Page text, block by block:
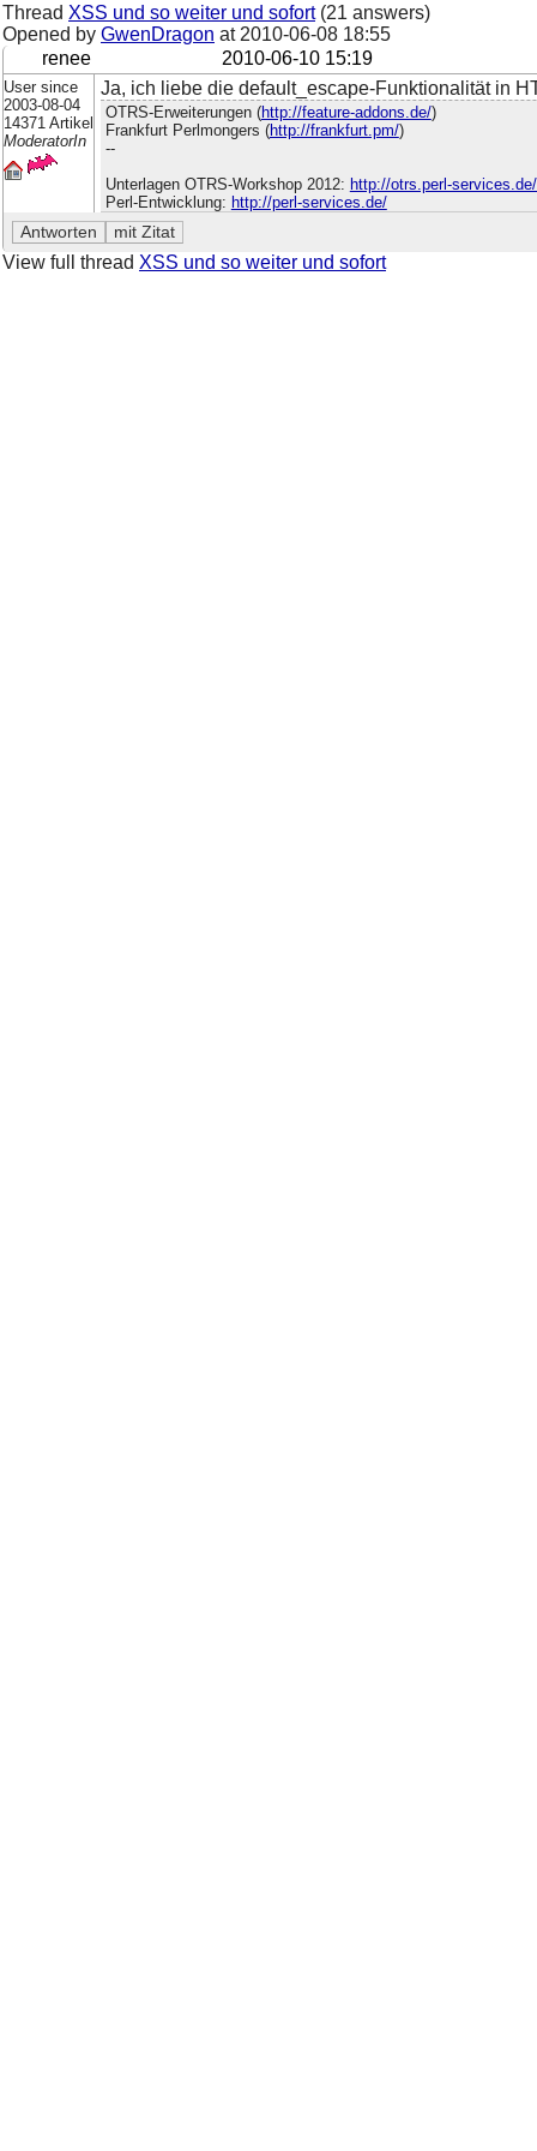
Thread XSS und so weiter und sofort(21 answers)
Opened by GwenDragon at 2010-06-08 18:55
renee
2010-06-10 15:19
User since
2003-08-04
14371 Artikel
ModeratorIn
Ja, ich liebe die default_escape-Funktionalität in
OTRS-Erweiterungen (http://feature-addons.de/)
Frankfurt Perlmongers (http://frankfurt.pm/)
--
Unterlagen OTRS-Workshop 2012: http://otrs.perl-
Perl-Entwicklung: http://perl-services.de/
View full thread XSS und so weiter und sofort